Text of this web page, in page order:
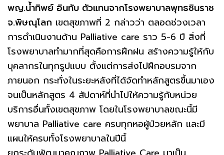
พญ.น้ำทิพย์ อินทับ ตัวแทนจากโรงพยาบาลพุทธชินราช
จ.พิษณุโลก เขตสุขภาพที่ 2 กล่าวว่า ตลอดช่วงเวลา
การดำเนินงานด้าน Palliative care ราว 5-6 ปี สิ่งที่
โรงพยาบาลทำมากที่สุดคือการฝึกฝน สร้างความรู้ให้กับ
บุคลากรในทุกรูปแบบ ตั้งแต่การส่งไปฝึกอบรมจาก
ภายนอก กระทั่งในระยะหลังที่ได้จัดทำหลักสูตรขึ้นมาเอง
จนเป็นหลักสูตร 4 สัปดาห์ที่นำไปให้ความรู้กับหน่วย
บริการอื่นทั้งเขตสุขภาพ โดยในโรงพยาบาลขณะนี้มี
พยาบาล Palliative care ครบทุกหอผู้ป่วยหลัก และมี
แผนให้ครบทั้งโรงพยาบาลในปีนี้